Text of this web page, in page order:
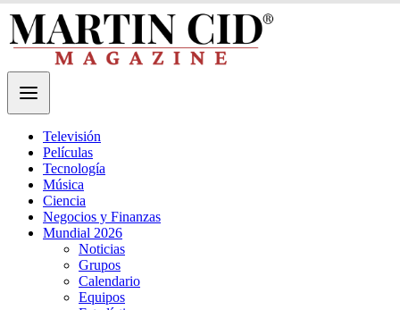
Televisión
Películas
Tecnología
Música
Ciencia
Negocios y Finanzas
Mundial 2026
Noticias
Grupos
Calendario
Equipos